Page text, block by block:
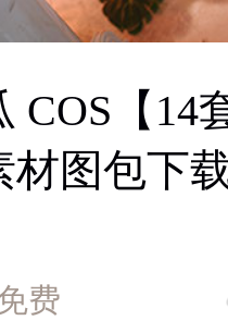
COS【14
材图包下
费